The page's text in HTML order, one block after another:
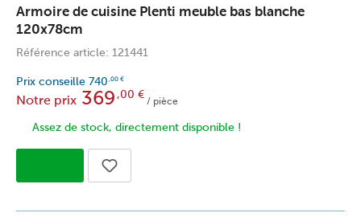
Armoire de cuisine Plenti meuble bas blanche
120x78cm
Référence article: 121441
Prix conseille 740 ,00 €
Notre prix 369 ,00 €
/ pièce
Assez de stock, directement disponible !